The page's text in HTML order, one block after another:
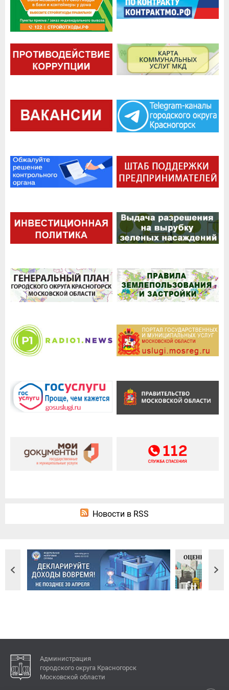
Новости в RSS
Администрация
городского округа Красногорск
Московской области